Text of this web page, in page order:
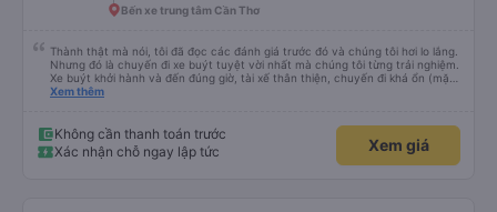
Bến xe trung tâm Cần Thơ
Thành thật mà nói, tôi đã đọc các đánh giá trước đó và chúng tôi hơi lo lắng.
Nhưng đó là chuyến đi xe buýt tuyệt vời nhất mà chúng tôi từng trải nghiệm.
Xe buýt khởi hành và đến đúng giờ, tài xế thân thiện, chuyến đi khá ổn (mặc
dù vẫn hơi xóc, nhưng đó là đặc trưng của Việt Nam ^^), và chỗ ngồi thoải
Xem thêm
Không cần thanh toán trước
Xác nhận chỗ ngay lập tức
Xem giá